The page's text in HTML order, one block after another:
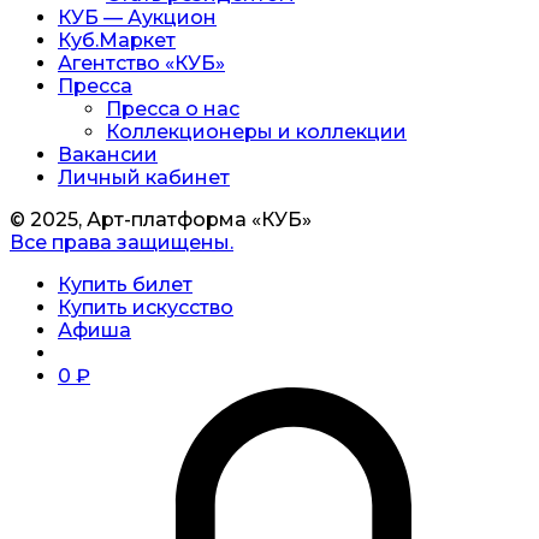
КУБ — Аукцион
Куб.Маркет
Агентство «КУБ»
Пресса
Пресса о нас
Коллекционеры и коллекции
Вакансии
Личный кабинет
© 2025, Арт-платформа «КУБ»
Все права защищены.
Купить билет
Купить искусство
Афиша
0 ₽